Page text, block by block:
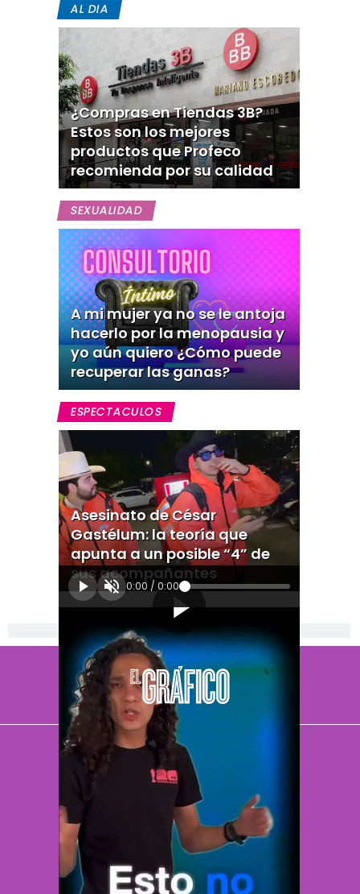
AL DIA
¿Compras en Tiendas 3B?
Estos son los mejores
productos que Profeco
recomienda por su calidad
SEXUALIDAD
A mi mujer ya no se le antoja
hacerlo por la menopausia y
yo aún quiero ¿Cómo puede
recuperar las ganas?
ESPECTACULOS
Asesinato de César
Gastélum: la teoría que
apunta a un posible “4” de
sus acompañantes
0:00 / 0:00
[Publicidad]
El Universal
Vive USA
Clase
De 10 sports